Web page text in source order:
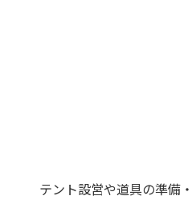
テント設営や道具の準備